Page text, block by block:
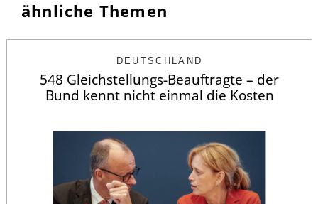
ähnliche Themen
DEUTSCHLAND
548 Gleichstellungs-Beauftragte – der
Bund kennt nicht einmal die Kosten